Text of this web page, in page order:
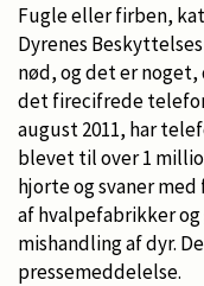
Fugle eller firben,
Dyrenes
nød, og det er
det firecifrede
august 2011, har
blevet til over 1
hjorte og svaner
af hvalpefabrikker og
mishandling af dyr.
pressemeddelelse.